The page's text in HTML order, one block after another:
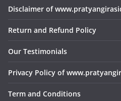
Disclaimer of
Return and Refund Policy
Our Testimonials
Privacy Policy of
Term and Conditions